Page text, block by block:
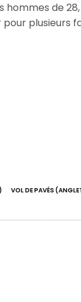
de
plusieurs
VOL DE PAVÉS